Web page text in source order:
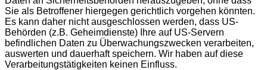
Sie als Betroffener hiergegen gerichtlich vorgehen könnten.
Es kann daher nicht ausgeschlossen werden, dass US-
Behörden (z.B. Geheimdienste) Ihre auf US-Servern
befindlichen Daten zu Überwachungszwecken verarbeiten,
auswerten und dauerhaft speichern. Wir haben auf diese
Verarbeitungstätigkeiten keinen Einfluss.